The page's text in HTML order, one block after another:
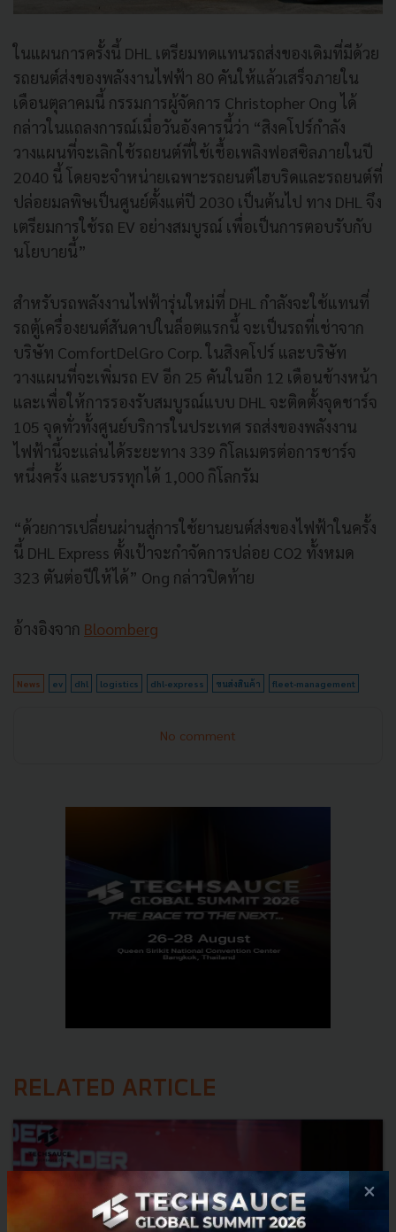
ในแผนการครั้งนี้ DHL เตรียมทดแทนรถส่งของเดิมที่มีด้วย
รถยนต์ส่งของพลังงานไฟฟ้า 80 คันให้แล้วเสร็จภายใน
เดือนตุลาคมนี้ กรรมการผู้จัดการ Christopher Ong ได้
กล่าวในแถลงการณ์เมื่อวันอังคารนี้ว่า “สิงคโปร์กำลัง
วางแผนที่จะเลิกใช้รถยนต์ที่ใช้เชื้อเพลิงฟอสซิลภายในปี
2040 นี้ โดยจะจำหน่ายเฉพาะรถยนต์ไฮบริดและรถยนต์ที่
ปล่อยมลพิษเป็นศูนย์ตั้งแต่ปี 2030 เป็นต้นไป ทาง DHL จึง
เตรียมการใช้รถ EV อย่างสมบูรณ์ เพื่อเป็นการตอบรับกับ
นโยบายนี้”
สำหรับรถพลังงานไฟฟ้ารุ่นใหม่ที่ DHL กำลังจะใช้แทนที่
รถตู้เครื่องยนต์สันดาปในล็อตแรกนี้ จะเป็นรถที่เช่าจาก
บริษัท ComfortDelGro Corp. ในสิงคโปร์ และบริษัท
วางแผนที่จะเพิ่มรถ EV อีก 25 คันในอีก 12 เดือนข้างหน้า
และเพื่อให้การรองรับสมบูรณ์แบบ DHL จะติดตั้งจุดชาร์จ
105 จุดทั่วทั้งศูนย์บริการในประเทศ รถส่งของพลังงาน
ไฟฟ้านี้จะแล่นได้ระยะทาง 339 กิโลเมตรต่อการชาร์จ
หนึ่งครั้ง และบรรทุกได้ 1,000 กิโลกรัม
“ด้วยการเปลี่ยนผ่านสู่การใช้ยานยนต์ส่งของไฟฟ้าในครั้ง
นี้ DHL Express ตั้งเป้าจะกำจัดการปล่อย CO2 ทั้งหมด
323 ตันต่อปีให้ได้” Ong กล่าวปิดท้าย
อ้างอิงจาก Bloomberg
News ev dhl logistics dhl-express ขนส่งสินค้า fleet-management
No comment
RELATED ARTICLE
×